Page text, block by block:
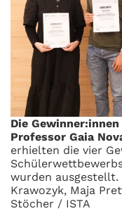
Die
Professor Gaia
erhielten die vier
wurden ausgestellt.
Krawozyk, Maja
Stöcher / ISTA